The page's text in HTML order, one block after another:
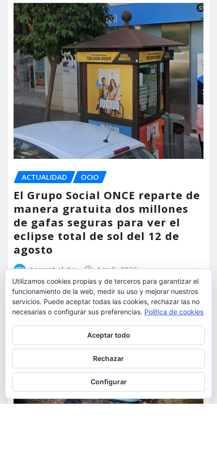
ACTUALIDAD OCIO
El Grupo Social ONCE reparte de
manera gratuita dos millones
de gafas seguras para ver el
eclipse total de sol del 12 de
agosto
torrent al dia Ago 5, 2026
Utilizamos cookies propias y de terceros para garantizar el
funcionamiento de la web, medir su uso y mejorar nuestros
servicios. Puede aceptar todas las cookies, rechazar las no
necesarias o configurar sus preferencias. Política de cookies
Aceptar todo
Rechazar
Configurar
Para obtener más información, incluido cómo gestionar las cookies,